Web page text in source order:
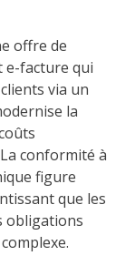
offre de
e-facture qui
via un
la
conformité à
figure
que les
obligations